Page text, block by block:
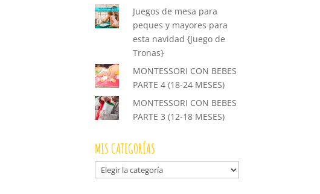
Juegos de mesa para
peques y mayores para
esta navidad {Juego de
Tronas}
MONTESSORI CON BEBES
PARTE 4 (18-24 MESES)
MONTESSORI CON BEBES
PARTE 3 (12-18 MESES)
MIS CATEGORÍAS
Mis
categorías